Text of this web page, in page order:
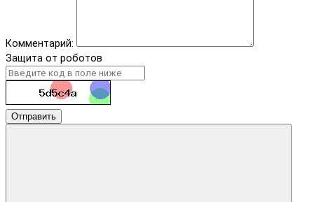
Комментарий:
Защита от роботов
Отправить